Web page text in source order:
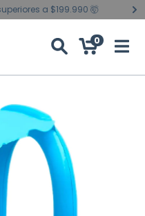
a $199.990 🤯
0